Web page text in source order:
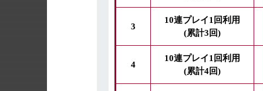
3
10連プレイ1回利用
(累計3回)
4
10連プレイ1回利用
(累計4回)